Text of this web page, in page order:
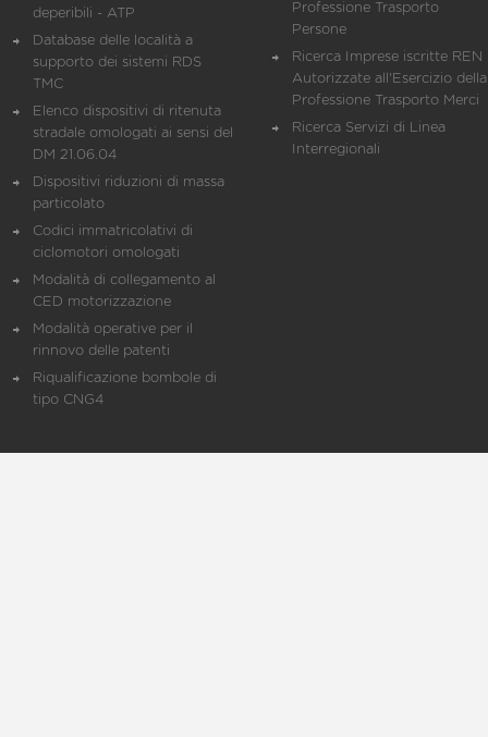
deperibili - ATP
Database delle località a
supporto dei sistemi RDS
TMC
Elenco dispositivi di ritenuta
stradale omologati ai sensi del
DM 21.06.04
Dispositivi riduzioni di massa
particolato
Codici immatricolativi di
ciclomotori omologati
Modalità di collegamento al
CED motorizzazione
Modalità operative per il
rinnovo delle patenti
Riqualificazione bombole di
tipo CNG4
Professione Trasporto
Persone
Ricerca Imprese iscritte REN
Autorizzate all'Esercizio della
Professione Trasporto Merci
Ricerca Servizi di Linea
Interregionali